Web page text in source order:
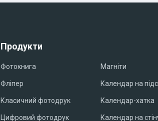
Продукти
Фотокнига
Фліпер
Класичний фотодрук
Цифровий фотодрук
Магніти
Календар на
Календар-хатка
Календар на